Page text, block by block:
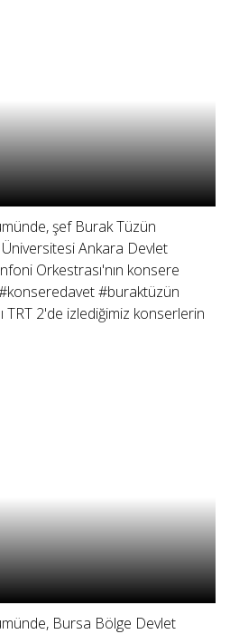
şef Burak Tüzün
Ankara Devlet
Orkestrası'nın konsere
#buraktüzün
2'de izlediğimiz konserlerin
Bursa Bölge Devlet